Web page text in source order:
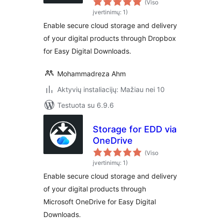
(Viso
įvertinimų: 1)
Enable secure cloud storage and delivery
of your digital products through Dropbox
for Easy Digital Downloads.
Mohammadreza Ahm
Aktyvių instaliacijų: Mažiau nei 10
Testuota su 6.9.6
Storage for EDD via
OneDrive
(Viso
įvertinimų: 1)
Enable secure cloud storage and delivery
of your digital products through
Microsoft OneDrive for Easy Digital
Downloads.